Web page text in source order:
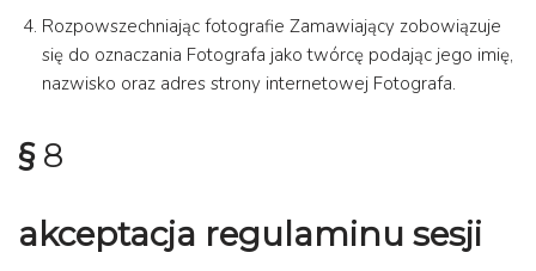
Rozpowszechniając fotografie Zamawiający zobowiązuje
się do oznaczania Fotografa jako twórcę podając jego imię,
nazwisko oraz adres strony internetowej Fotografa.
§ 8
akceptacja regulaminu sesji